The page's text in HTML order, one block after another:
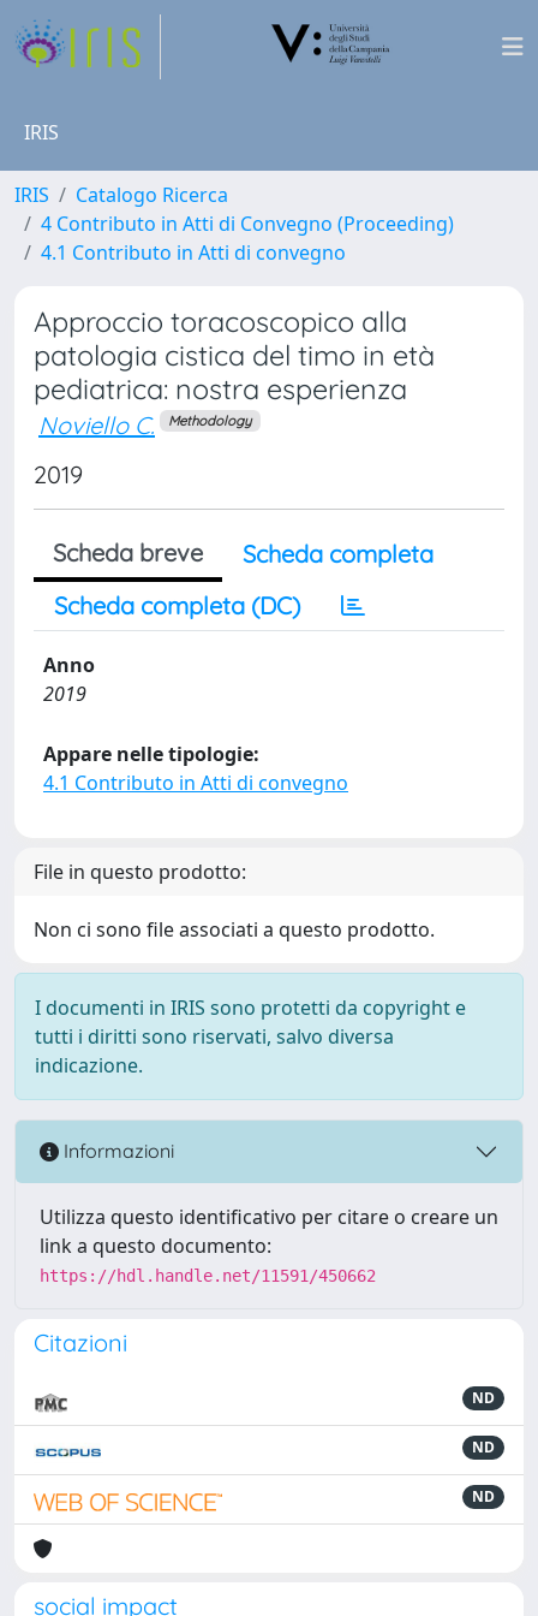
IRIS
IRIS
Catalogo Ricerca
4 Contributo in Atti di Convegno (Proceeding)
4.1 Contributo in Atti di convegno
Approccio toracoscopico alla
patologia cistica del timo in età
pediatrica: nostra esperienza
Noviello C. Methodology
2019
Scheda breve
Scheda completa
Scheda completa (DC)
Anno
2019
Appare nelle tipologie:
4.1 Contributo in Atti di convegno
File in questo prodotto:
Non ci sono file associati a questo prodotto.
I documenti in IRIS sono protetti da copyright e
tutti i diritti sono riservati, salvo diversa
indicazione.
Informazioni
Utilizza questo identificativo per citare o creare un
link a questo documento:
https://hdl.handle.net/11591/450662
Citazioni
ND
ND
ND
social impact